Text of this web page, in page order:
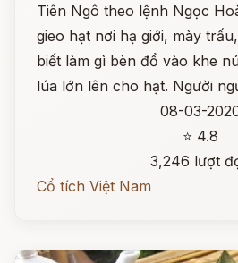
Tiên Ngô theo lệnh Ngọc
gieo hạt nơi hạ giới, mày
biết làm gì bèn đổ vào khe
lúa lớn lên cho hạt. Người
08-03-
⭐ 4.8
3,246 lượt
Cổ tích Việt Nam